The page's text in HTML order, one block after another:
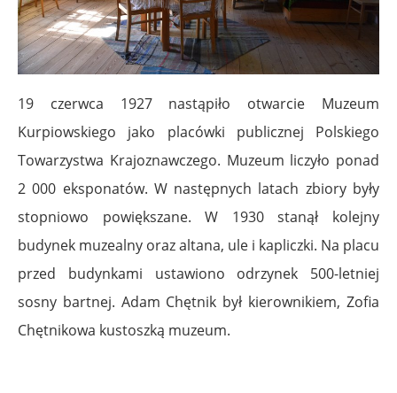
19 czerwca 1927 nastąpiło otwarcie Muzeum
Kurpiowskiego jako placówki publicznej Polskiego
Towarzystwa Krajoznawczego. Muzeum liczyło ponad
2 000 eksponatów. W następnych latach zbiory były
stopniowo powiększane. W 1930 stanął kolejny
budynek muzealny oraz altana, ule i kapliczki. Na placu
przed budynkami ustawiono odrzynek 500-letniej
sosny bartnej. Adam Chętnik był kierownikiem, Zofia
Chętnikowa kustoszką muzeum.